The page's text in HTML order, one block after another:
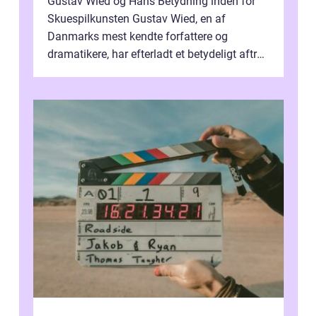
Skuespilkunsten Gustav Wied, en af
Danmarks mest kendte forfattere og
dramatikere, har efterladt et betydeligt aftryk